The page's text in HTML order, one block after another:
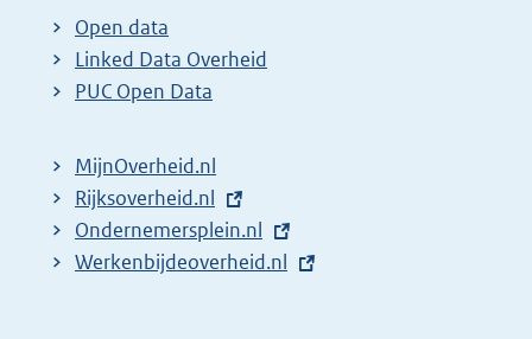
t
e
r
l
i
n
k
Open data
Linked Data Overheid
PUC Open Data
MijnOverheid.nl
E
x
t
Rijksoverheid.nl
E
x
Ondernemersplein.nl
E
Werkenbijdeoverheid.nl